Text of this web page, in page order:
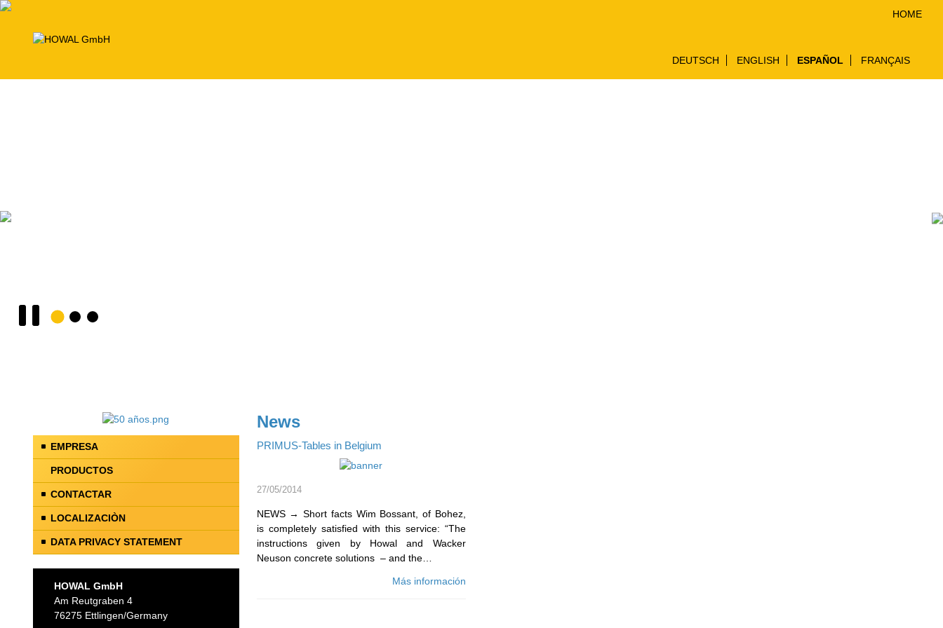
HOME
DEUTSCH ENGLISH ESPAÑOL FRANÇAIS
EMPRESA
PRODUCTOS
CONTACTAR
LOCALIZACIÒN
DATA PRIVACY STATEMENT
HOWAL GmbH
Am Reutgraben 4
76275 Ettlingen/Germany
News
PRIMUS-Tables in Belgium
27/05/2014
NEWS → Short facts Wim Bossant, of Bohez,
is completely satisfied with this service: “The
instructions given by Howal and Wacker
Neuson concrete solutions – and the…
Más información